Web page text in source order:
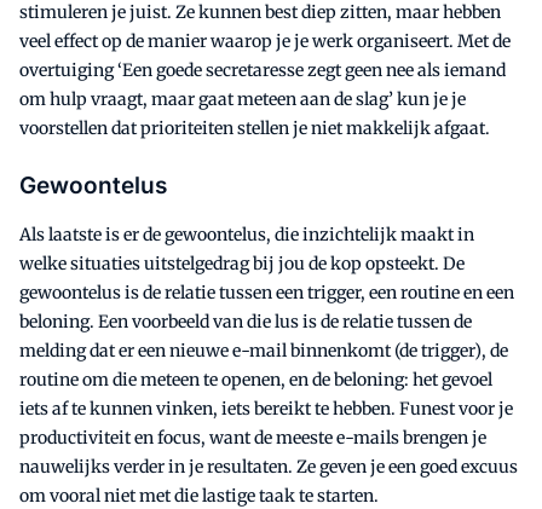
stimuleren je juist. Ze kunnen best diep zitten, maar hebben
veel effect op de manier waarop je je werk organiseert. Met de
overtuiging ‘Een goede secretaresse zegt geen nee als iemand
om hulp vraagt, maar gaat meteen aan de slag’ kun je je
voorstellen dat prioriteiten stellen je niet makkelijk afgaat.
Gewoontelus
Als laatste is er de gewoontelus, die inzichtelijk maakt in
welke situaties uitstelgedrag bij jou de kop opsteekt. De
gewoontelus is de relatie tussen een trigger, een routine en een
beloning. Een voorbeeld van die lus is de relatie tussen de
melding dat er een nieuwe e-mail binnenkomt (de trigger), de
routine om die meteen te openen, en de beloning: het gevoel
iets af te kunnen vinken, iets bereikt te hebben. Funest voor je
productiviteit en focus, want de meeste e-mails brengen je
nauwelijks verder in je resultaten. Ze geven je een goed excuus
om vooral niet met die lastige taak te starten.